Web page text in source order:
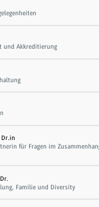
und Akkreditierung
Dr.in
für Fragen im
Familie und Diversity